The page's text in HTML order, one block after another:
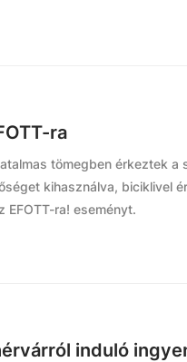
ra
tömegben érkeztek
kihasználva, biciklivel
EFOTT-ra! eseményt.
induló